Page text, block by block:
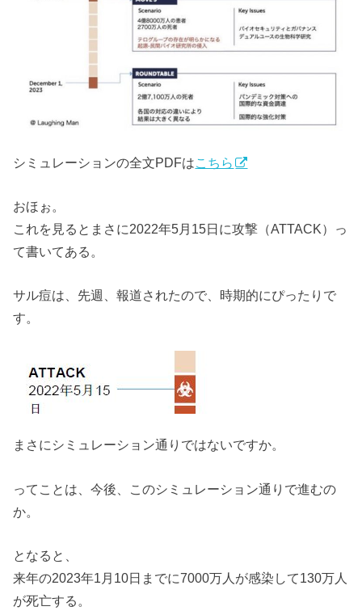
シミュレーションの全文PDFは こちら
おほぉ。
これを見るとまさに2022年5月15日に攻撃（ATTACK）っ
て書いてある。
サル痘は、先週、報道されたので、時期的にぴったりで
す。
まさにシミュレーション通りではないですか。
ってことは、今後、このシミュレーション通りで進むの
か。
となると、
来年の2023年1月10日までに7000万人が感染して130万人
が死亡する。